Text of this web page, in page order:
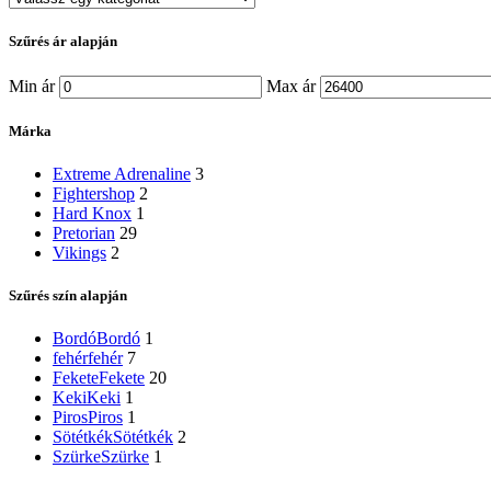
Szűrés ár alapján
Min ár Max ár
Márka
Extreme Adrenaline 3
Fightershop 2
Hard Knox 1
Pretorian 29
Vikings 2
Szűrés szín alapján
BordóBordó 1
fehérfehér 7
FeketeFekete 20
KekiKeki 1
PirosPiros 1
SötétkékSötétkék 2
SzürkeSzürke 1